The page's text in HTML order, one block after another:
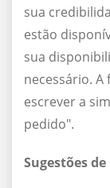
sua
estão
sua
necessário.
escrever a
pedido".
Sugestões